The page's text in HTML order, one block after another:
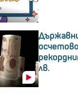
лв.